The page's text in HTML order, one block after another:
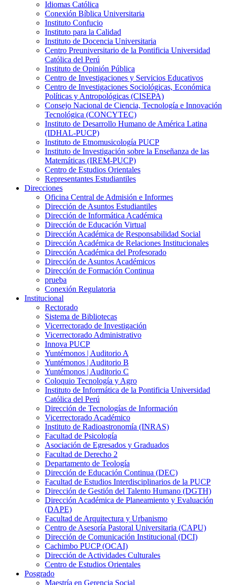
Idiomas Católica
Conexión Bíblica Universitaria
Instituto Confucio
Instituto para la Calidad
Instituto de Docencia Universitaria
Centro Preuniversitario de la Pontificia Universidad
Católica del Perú
Instituto de Opinión Pública
Centro de Investigaciones y Servicios Educativos
Centro de Investigaciones Sociológicas, Económica
Políticas y Antropológicas (CISEPA)
Consejo Nacional de Ciencia, Tecnología e Innovación
Tecnológica (CONCYTEC)
Instituto de Desarrollo Humano de América Latina
(IDHAL-PUCP)
Instituto de Etnomusicología PUCP
Instituto de Investigación sobre la Enseñanza de las
Matemáticas (IREM-PUCP)
Centro de Estudios Orientales
Representantes Estudiantiles
Direcciones
Oficina Central de Admisión e Informes
Dirección de Asuntos Estudiantiles
Dirección de Informática Académica
Dirección de Educación Virtual
Dirección Académica de Responsabilidad Social
Dirección Académica de Relaciones Institucionales
Dirección Académica del Profesorado
Dirección de Asuntos Académicos
Dirección de Formación Continua
prueba
Conexión Regulatoria
Institucional
Rectorado
Sistema de Bibliotecas
Vicerrectorado de Investigación
Vicerrectorado Administrativo
Innova PUCP
Yuntémonos | Auditorio A
Yuntémonos | Auditorio B
Yuntémonos | Auditorio C
Coloquio Tecnología y Agro
Instituto de Informática de la Pontificia Universidad
Católica del Perú
Dirección de Tecnologías de Información
Vicerrectorado Académico
Instituto de Radioastronomía (INRAS)
Facultad de Psicología
Asociación de Egresados y Graduados
Facultad de Derecho 2
Departamento de Teología
Dirección de Educación Continua (DEC)
Facultad de Estudios Interdisciplinarios de la PUCP
Dirección de Gestión del Talento Humano (DGTH)
Dirección Académica de Planeamiento y Evaluación
(DAPE)
Facultad de Arquitectura y Urbanismo
Centro de Asesoría Pastoral Universitaria (CAPU)
Dirección de Comunicación Institucional (DCI)
Cachimbo PUCP (OCAI)
Dirección de Actividades Culturales
Centro de Estudios Orientales
Posgrado
Maestría en Gerencia Social